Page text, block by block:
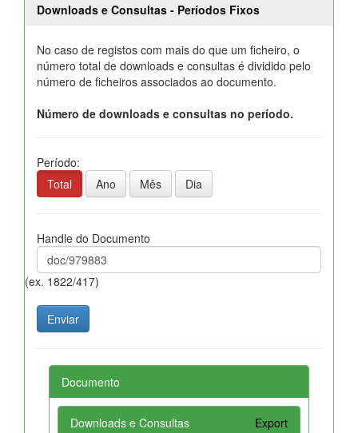
Downloads e Consultas - Períodos Fixos
No caso de registos com mais do que um ficheiro, o
número total de downloads e consultas é dividido pelo
número de ficheiros associados ao documento.
Número de downloads e consultas no período.
Período:
Total
Ano Mês Dia
Handle do Documento
(ex. 1822/417)
Documento
Downloads e Consultas Export